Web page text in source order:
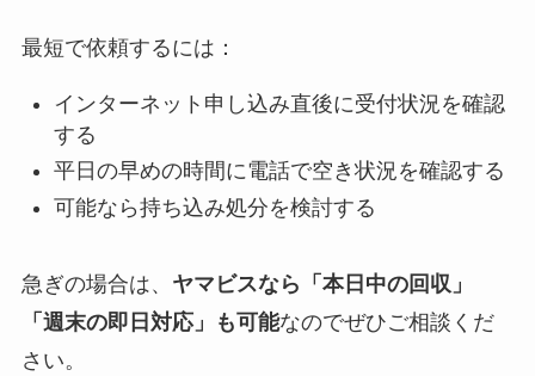
最短で依頼するには：
インターネット申し込み直後に受付状況を確認
する
平日の早めの時間に電話で空き状況を確認する
可能なら持ち込み処分を検討する
急ぎの場合は、 ヤマビスなら「本日中の回収」
「週末の即日対応」も可能なのでぜひご相談くだ
さい。